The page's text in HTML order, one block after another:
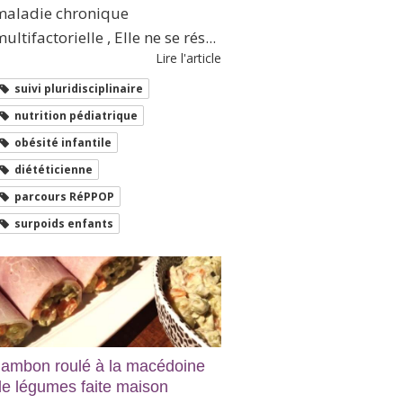
chronique
, Elle ne se rés...
Lire l'article
suivi pluridisciplinaire
nutrition pédiatrique
obésité infantile
diététicienne
parcours RéPPOP
surpoids enfants
roulé à la macédoine
légumes faite maison